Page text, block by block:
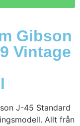
Gibson
Vintage
J-45 Standard
Allt från